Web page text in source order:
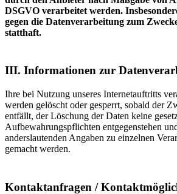
DSGVO verarbeitet werden.
gegen die Datenverarbeitung zum
statthaft.
III. Informationen zur
Ihre bei Nutzung unseres Internetauftritts
werden gelöscht oder gesperrt, sobald der
entfällt, der Löschung der Daten keine
Aufbewahrungspflichten entgegenstehen
anderslautenden Angaben zu einzelnen
gemacht werden.
Kontaktanfragen /